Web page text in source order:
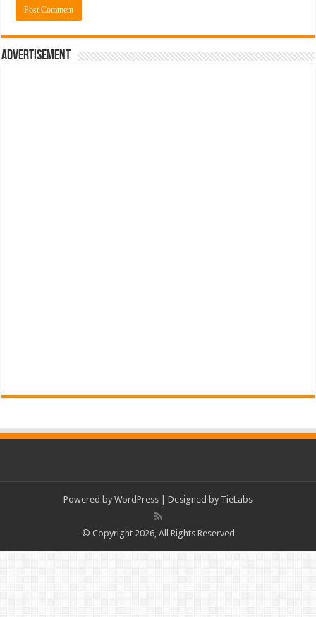
Advertisement
Powered by WordPress | Designed by TieLabs
© Copyright 2026, All Rights Reserved